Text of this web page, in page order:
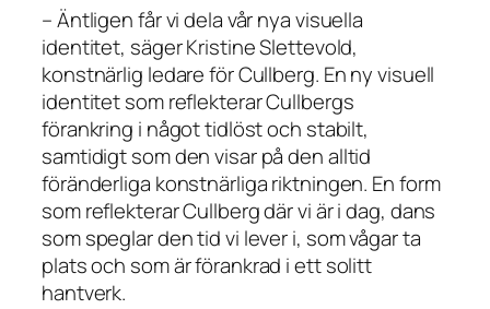
– Äntligen får vi dela vår nya visuella
identitet, säger Kristine Slettevold,
konstnärlig ledare för Cullberg. En ny visuell
identitet som reflekterar Cullbergs
förankring i något tidlöst och stabilt,
samtidigt som den visar på den alltid
föränderliga konstnärliga riktningen. En form
som reflekterar Cullberg där vi är i dag, dans
som speglar den tid vi lever i, som vågar ta
plats och som är förankrad i ett solitt
hantverk.